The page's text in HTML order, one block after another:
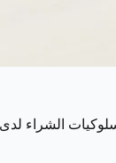
الشراء لدى